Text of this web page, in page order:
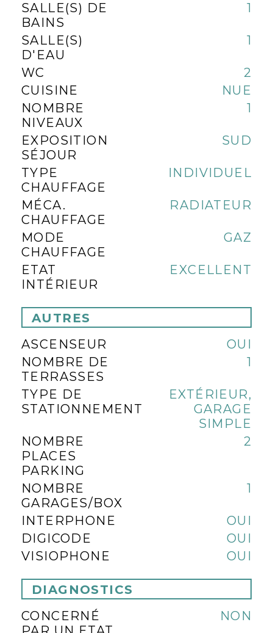
SALLE(S) DE
BAINS
1
SALLE(S)
D'EAU
1
WC
2
CUISINE
NUE
NOMBRE
NIVEAUX
1
EXPOSITION
SÉJOUR
SUD
TYPE
CHAUFFAGE
INDIVIDUEL
MÉCA.
CHAUFFAGE
RADIATEUR
MODE
CHAUFFAGE
GAZ
ETAT
INTÉRIEUR
EXCELLENT
AUTRES
ASCENSEUR
OUI
NOMBRE DE
TERRASSES
1
TYPE DE
STATIONNEMENT
EXTÉRIEUR,
GARAGE
SIMPLE
NOMBRE
PLACES
PARKING
2
NOMBRE
GARAGES/BOX
1
INTERPHONE
OUI
DIGICODE
OUI
VISIOPHONE
OUI
DIAGNOSTICS
CONCERNÉ
NON